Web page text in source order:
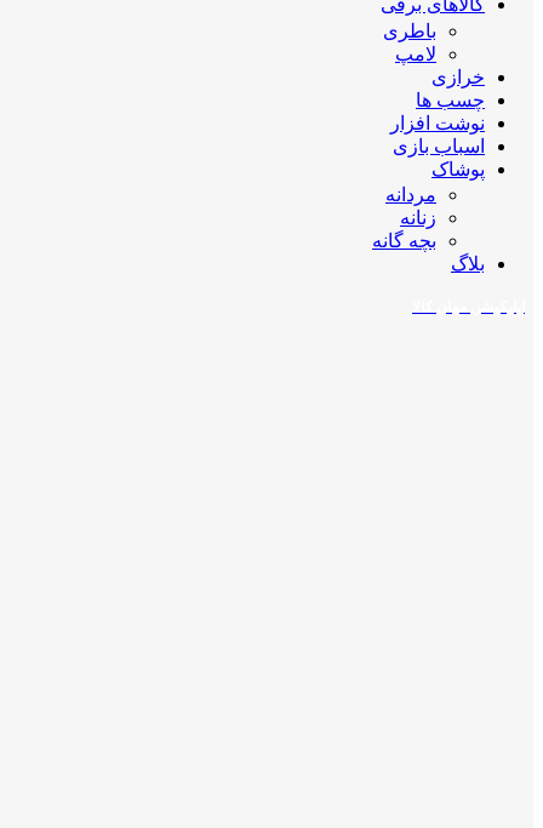
کالاهای برقی
باطری
لامپ
خرازی
چسب ها
نوشت افزار
اسباب بازی
پوشاک
مردانه
زنانه
بچه گانه
بلاگ